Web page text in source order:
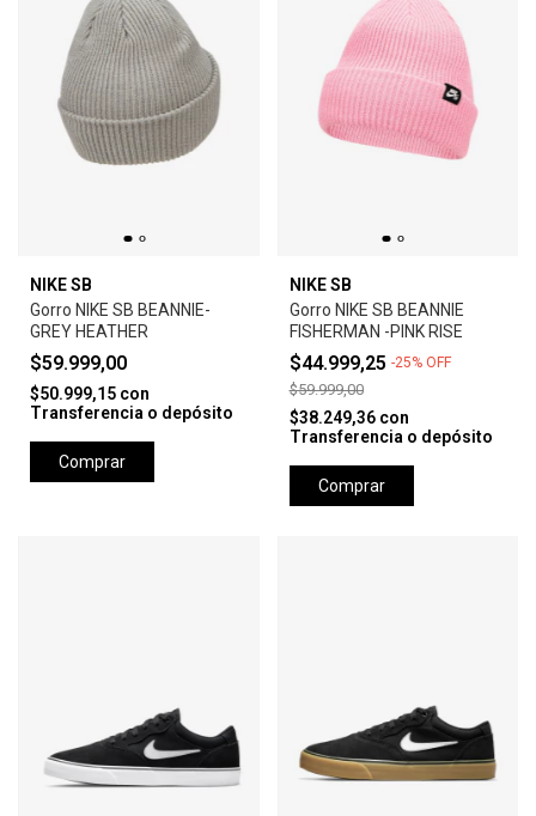
NIKE SB
Gorro NIKE SB BEANNIE-
GREY HEATHER
$59.999,00
$50.999,15 con
Transferencia o depósito
Comprar
NIKE SB
Gorro NIKE SB BEANNIE
FISHERMAN -PINK RISE
$44.999,25 -25% OFF
$59.999,00
$38.249,36 con
Transferencia o depósito
Comprar